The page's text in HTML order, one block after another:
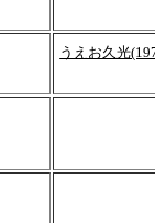
うえお久光